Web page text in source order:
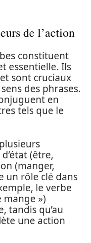
de l’action
constituent
essentielle. Ils
sont cruciaux
des phrases.
en
tels que le
(être,
(manger,
un rôle clé dans
le verbe
mange »)
tandis qu’au
une action